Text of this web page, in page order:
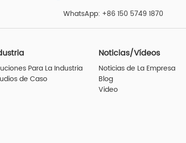
WhatsApp: +86 150 5749 1870
Para La Industria
de Caso
Noticias/Vídeos
Noticias de La Empresa
Blog
Video